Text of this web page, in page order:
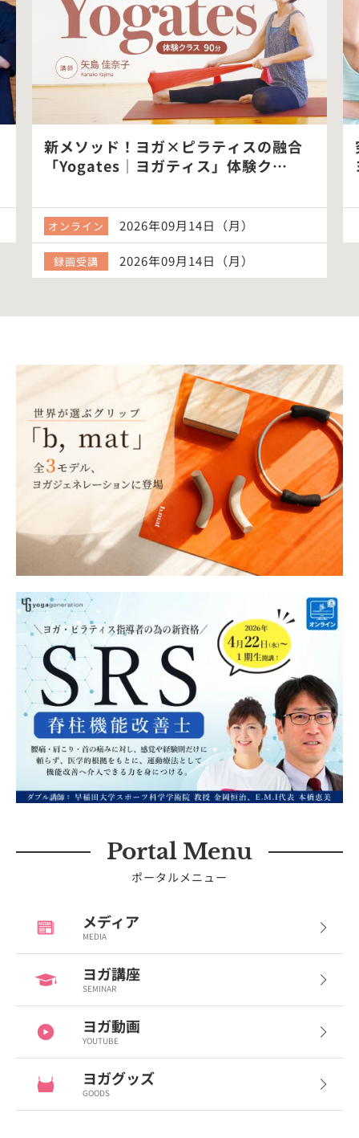
新メソッド！ヨガ×ピラティスの融合
「Yogates｜ヨガティス」体験ク…
オンライン 2026年09月14日（月）
録画受講 2026年09月14日（月）
Portal Menu
ポータルメニュー
メディア
MEDIA
ヨガ講座
SEMINAR
ヨガ動画
YOUTUBE
ヨガグッズ
GOODS